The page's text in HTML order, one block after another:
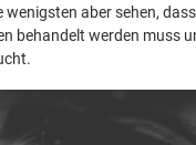
wenigsten aber sehen,
behandelt werden muss